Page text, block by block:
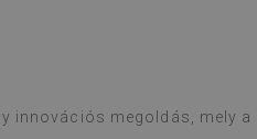
innovációs megoldás, mely a
becsomagolt